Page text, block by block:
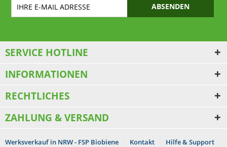
ABSENDEN
SERVICE HOTLINE
INFORMATIONEN
RECHTLICHES
ZAHLUNG & VERSAND
Werksverkauf in NRW - FSP Biobiene Kontakt
Hilfe & Support